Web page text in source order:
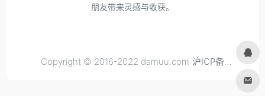
朋友带来灵感与收获。
Copyright © 2016-2022 damuu.com 沪ICP备